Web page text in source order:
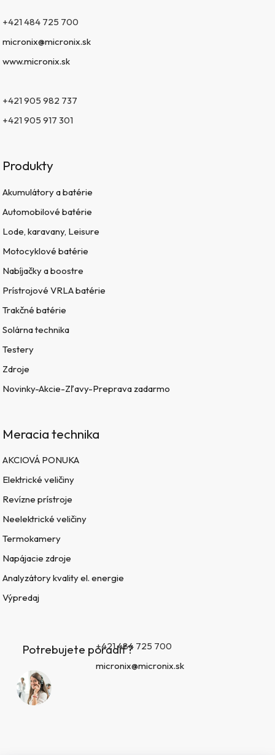
+421 484 725 700
micronix@micronix.sk
www.micronix.sk
+421 905 982 737
+421 905 917 301
Produkty
Akumulátory a batérie
Automobilové batérie
Lode, karavany, Leisure
Motocyklové batérie
Nabíjačky a boostre
Prístrojové VRLA batérie
Trakčné batérie
Solárna technika
Testery
Zdroje
Novinky-Akcie-Zľavy-Preprava zadarmo
Meracia technika
AKCIOVÁ PONUKA
Elektrické veličiny
Revízne prístroje
Neelektrické veličiny
Termokamery
Napájacie zdroje
Analyzátory kvality el. energie
Výpredaj
Potrebujete poradiť?+421 484 725 700
micronix@micronix.sk